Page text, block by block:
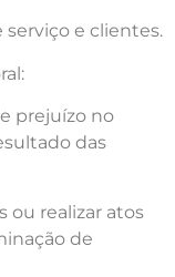
e clientes.
prejuízo no
das
ou realizar atos
de